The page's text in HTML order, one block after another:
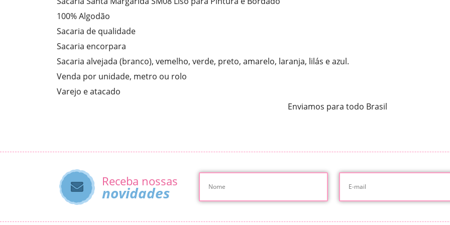
100% Algodão
Sacaria de qualidade
Sacaria encorpara
Sacaria alvejada (branco), vemelho, verde, preto, amarelo, laranja, lilás e azul.
Venda por unidade, metro ou rolo
Varejo e atacado
Enviamos para todo Brasil
Receba nossas
novidades